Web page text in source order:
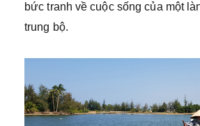
bức tranh về cuộc sống của một
trung bộ.